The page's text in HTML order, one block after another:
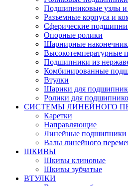
Подшипниковые узлы
Разъемные корпуса и
Сферические
Опорные ролики
Шарнирные
Высокотемпературные
Подшипники из
Комбинированные
Втулки
Шарики для
Ролики для
СИСТЕМЫ ЛИНЕЙНОГО
Каретки
Направляющие
Линейные подшипники
Валы линейного
ШКИВЫ
Шкивы клиновые
Шкивы зубчатые
ВТУЛКИ